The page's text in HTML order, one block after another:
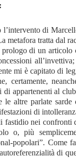
di
metafora tratta dal
di un articolo
mi è capitato di
certamente,
appartenenti al
le altre parlate sarde
di
fastidio nei confronti
o, più
popolari”. Come
di